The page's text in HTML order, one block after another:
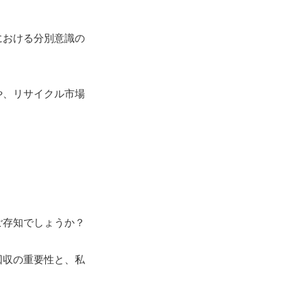
ける分別意識の
リサイクル市場
存知でしょうか？
の重要性と、私